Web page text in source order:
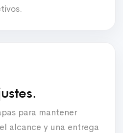
para mantener
alcance y una entrega